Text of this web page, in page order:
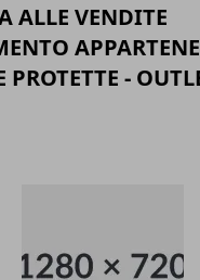
ALLE VENDITE
PROTETTE -